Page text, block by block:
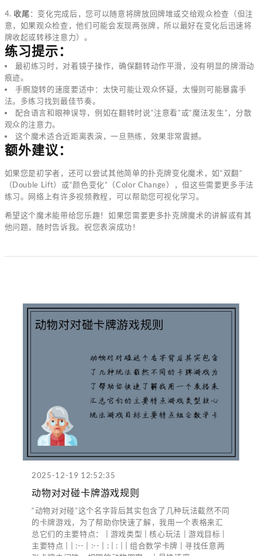
4. 收尾：变化完成后，您可以随意将牌放回牌堆或交给观众检查（但注
意，如果观众检查，他们可能会发现两张牌，所以最好在变化后迅速将
牌收起或转移注意力）。
练习提示：
最初练习时，对着镜子操作，确保翻转动作平滑，没有明显的牌滑动
痕迹。
手腕旋转的速度要适中：太快可能让观众怀疑，太慢则可能暴露手
法。多练习找到最佳节奏。
配合语言和眼神误导，例如在翻转时说“注意看”或“魔法发生”，分散
观众的注意力。
这个魔术适合近距离表演，一旦熟练，效果非常震撼。
额外建议：
如果您是初学者，还可以尝试其他简单的扑克牌变化魔术，如“双翻”
（Double Lift）或“颜色变化”（Color Change），但这些需要更多手法
练习。网络上有许多视频教程，可以帮助您可视化学习。
希望这个魔术能带给您乐趣！如果您需要更多扑克牌魔术的讲解或有其
他问题，随时告诉我。祝您表演成功！
2025-12-19 12:52:35
动物对对碰卡牌游戏规则
“动物对对碰”这个名字背后其实包含了几种玩法截然不同
的卡牌游戏，为了帮助你快速了解，我用一个表格来汇
总它们的主要特点： | 游戏类型 | 核心玩法 | 游戏目标 |
主要特点 | | :-- | :-- | : | : | | 组合数学卡牌 | 寻找任意两